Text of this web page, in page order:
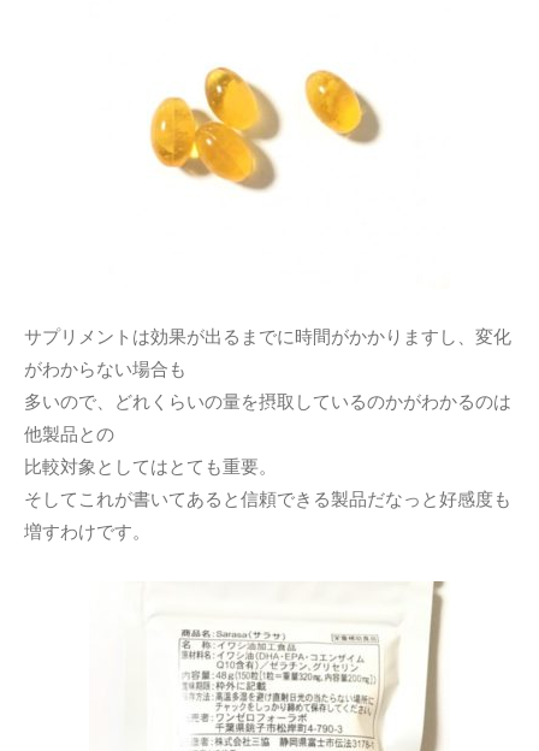
サプリメントは効果が出るまでに時間がかかりますし、変化
がわからない場合も
多いので、どれくらいの量を摂取しているのかがわかるのは
他製品との
比較対象としてはとても重要。
そしてこれが書いてあると信頼できる製品だなっと好感度も
増すわけです。